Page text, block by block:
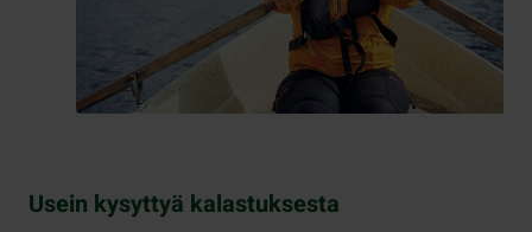
Usein kysyttyä kalastuksesta